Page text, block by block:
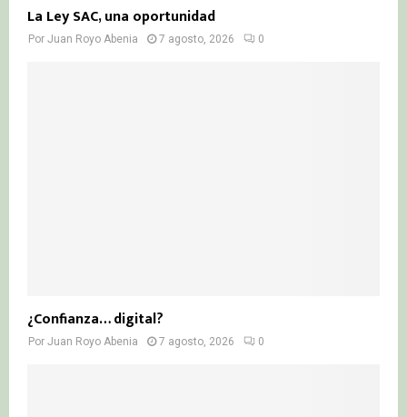
La Ley SAC, una oportunidad
Por Juan Royo Abenia 7 agosto, 2026 0
¿Confianza… digital?
Por Juan Royo Abenia 7 agosto, 2026 0